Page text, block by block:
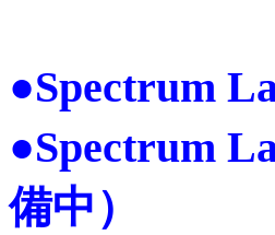
●Spectrum
●Spectrum
備中）